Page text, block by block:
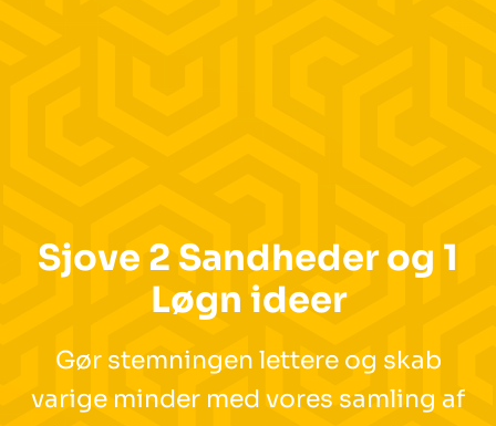
Sjove 2 Sandheder og 1
Løgn ideer
Gør stemningen lettere og skab
varige minder med vores samling af